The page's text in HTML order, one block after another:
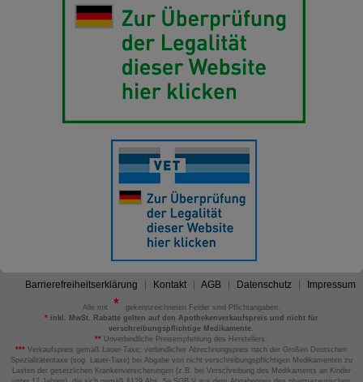
Barrierefreiheitserklärung Kontakt AGB Datenschutz Impressum
Alle mit
gekennzeichneten Felder sind Pflichtangaben.
*inkl. MwSt. Rabatte gelten auf den Apothekenverkaufspreis und nicht für
verschreibungspflichtige Medikamente.
** Unverbindliche Preisempfehlung des Herstellers.
*** Verkaufspreis gemäß Lauer-Taxe; verbindlicher Abrechnungspreis nach der Großen Deutschen
Spezialitätentaxe (sog. Lauer-Taxe) bei Abgabe von nicht verschreibungspflichtigen Medikamenten zu
Lasten der gesetzlichen Krankenversicherungen (z.B. bei Verschreibung des Medikaments an Kinder